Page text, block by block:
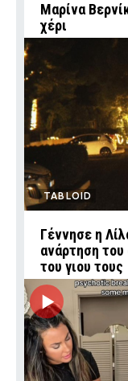
Μαρίνα
χέρι
TABLOID
Γέννησε η
ανάρτηση
του γιου τους